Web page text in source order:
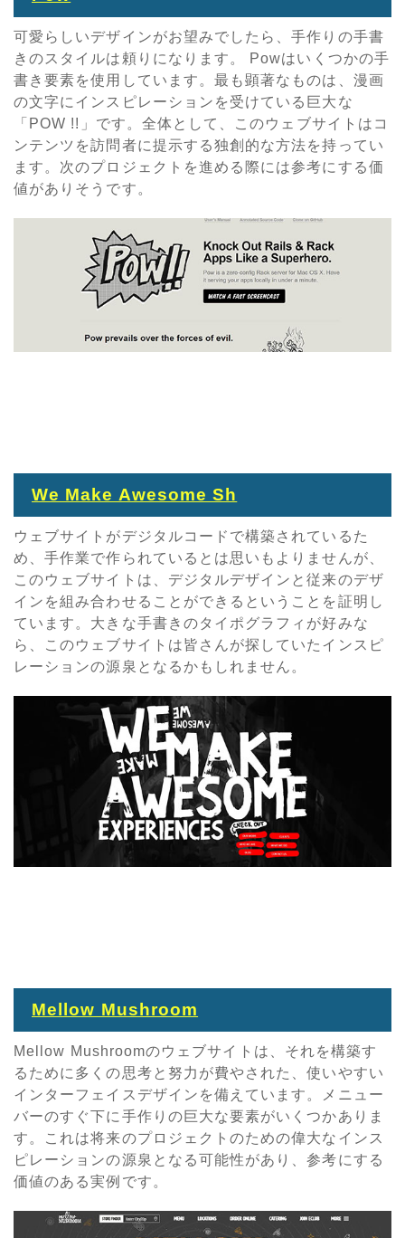
可愛らしいデザインがお望みでしたら、手作りの手書
きのスタイルは頼りになります。 Powはいくつかの手
書き要素を使用しています。最も顕著なものは、漫画
の文字にインスピレーションを受けている巨大な
「POW !!」です。全体として、このウェブサイトはコ
ンテンツを訪問者に提示する独創的な方法を持ってい
ます。次のプロジェクトを進める際には参考にする価
値がありそうです。
We Make Awesome Sh
ウェブサイトがデジタルコードで構築されているた
め、手作業で作られているとは思いもよりませんが、
このウェブサイトは、デジタルデザインと従来のデザ
インを組み合わせることができるということを証明し
ています。大きな手書きのタイポグラフィが好みな
ら、このウェブサイトは皆さんが探していたインスピ
レーションの源泉となるかもしれません。
Mellow Mushroom
Mellow Mushroomのウェブサイトは、それを構築す
るために多くの思考と努力が費やされた、使いやすい
インターフェイスデザインを備えています。メニュー
バーのすぐ下に手作りの巨大な要素がいくつかありま
す。これは将来のプロジェクトのための偉大なインス
ピレーションの源泉となる可能性があり、参考にする
価値のある実例です。